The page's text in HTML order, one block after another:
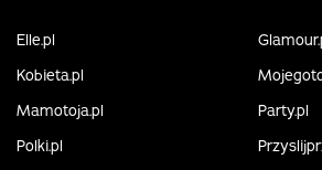
Elle.pl
Kobieta.pl
Mamotoja.pl
Party.pl
Polki.pl